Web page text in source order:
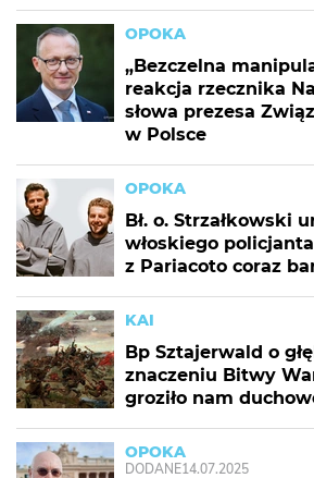
OPOKA
„Bezczelna
reakcja rzecznika
słowa prezesa
w Polsce
OPOKA
Bł. o. Strzałkowski
włoskiego
z Pariacoto coraz
KAI
Bp Sztajerwald o
znaczeniu Bitwy
groziło nam
OPOKA
DODANE14.07.2025